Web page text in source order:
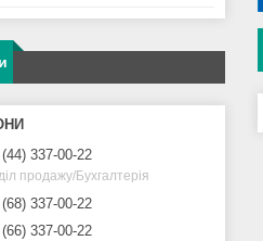
337-00-22
продажу/Бухгалтерія
337-00-22
337-00-22